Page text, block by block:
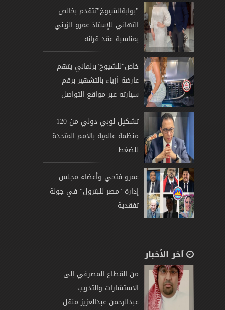
"بوابةالشيوخ"تتقدم بخالص
التهاني للإستاذ عمرو الزيني
بمناسبة عقد قرانه
خاص"للشيوخ"برلماني يتهم
عارضة أزياء بالتشهير برقم
سيارته عبر مواقع التواصل
تشكيل لوبي دولي من 120
منظمة عالمية بالأمم المتحدة
للضغط
عمرو فتحي وأعضاء مجلس
إدارة "مصر للبترول" في جولة
تفقدية
آخر الأخبار
من القطاع المصرفي إلى
الاستشارات والتدريب..
عبدالرحمن عبدالعزيز منقل